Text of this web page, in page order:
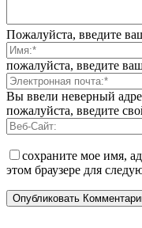
Пожалуйста, введите
пожалуйста, введите
Вы ввели неверный
пожалуйста, введите
сохраните мое имя,
этом браузере для